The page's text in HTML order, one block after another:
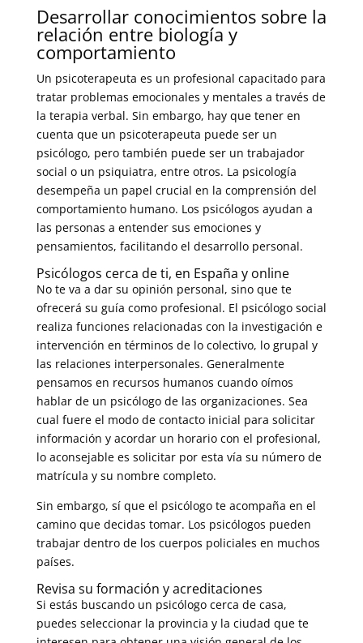
Desarrollar conocimientos sobre la
relación entre biología y
comportamiento
Un psicoterapeuta es un profesional capacitado para
tratar problemas emocionales y mentales a través de
la terapia verbal. Sin embargo, hay que tener en
cuenta que un psicoterapeuta puede ser un
psicólogo, pero también puede ser un trabajador
social o un psiquiatra, entre otros. La psicología
desempeña un papel crucial en la comprensión del
comportamiento humano. Los psicólogos ayudan a
las personas a entender sus emociones y
pensamientos, facilitando el desarrollo personal.
Psicólogos cerca de ti, en España y online
No te va a dar su opinión personal, sino que te
ofrecerá su guía como profesional. El psicólogo social
realiza funciones relacionadas con la investigación e
intervención en términos de lo colectivo, lo grupal y
las relaciones interpersonales. Generalmente
pensamos en recursos humanos cuando oímos
hablar de un psicólogo de las organizaciones. Sea
cual fuere el modo de contacto inicial para solicitar
información y acordar un horario con el profesional,
lo aconsejable es solicitar por esta vía su número de
matrícula y su nombre completo.
Sin embargo, sí que el psicólogo te acompaña en el
camino que decidas tomar. Los psicólogos pueden
trabajar dentro de los cuerpos policiales en muchos
países.
Revisa su formación y acreditaciones
Si estás buscando un psicólogo cerca de casa,
puedes seleccionar la provincia y la ciudad que te